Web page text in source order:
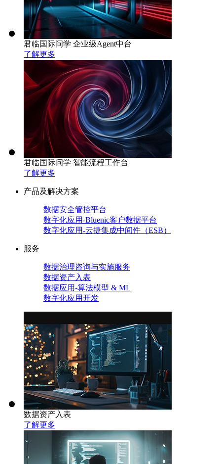
君临国际问学 企业级Agent中台
了解更多
君临国际问学 智能流程工作台
了解更多
产品及解决方案
数据安全管控平台
数字化应用-Bluenic客户数据平台
数字化应用-云捷集成中间件（ESB）
服务
数据治理咨询与实施服务
数据资产入表
数据应用-算法模型 & ML
数字化应用开发
数据资产入表
了解更多